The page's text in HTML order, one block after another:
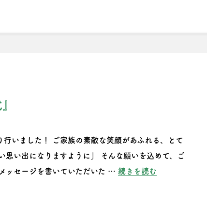
いました！ ご家族の素敵な笑顔があふれる、とて
思い出になりますように」 そんな願いを込めて、ご
ッセージを書いていただいた … 続きを読む“『斑鳩町Ｙ様